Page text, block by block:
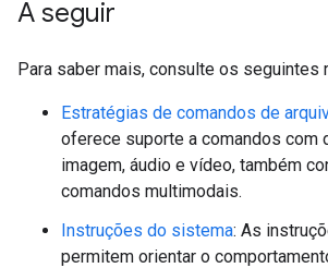
A seguir
Para saber mais, consulte os seguintes
Estratégias de comandos de
oferece suporte a comandos com
imagem, áudio e vídeo, também
comandos multimodais.
Instruções do sistema: As
permitem orientar o